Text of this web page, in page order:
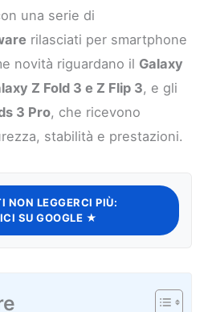
una serie di
rilasciati per smartphone
novità riguardano il Galaxy
Z Fold 3 e Z Flip 3, e gli
3 Pro, che ricevono
stabilità e prestazioni.
NON LEGGERCI PIÙ:
SU GOOGLE ★